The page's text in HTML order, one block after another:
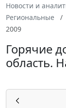
Новости и
Региональные
2009
Горячие
область.